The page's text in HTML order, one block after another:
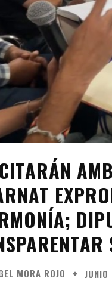
MORA ROJO